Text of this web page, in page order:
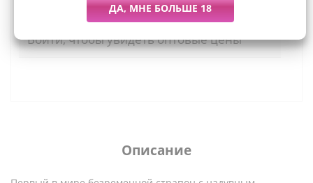
Мы работаем с организациями и ИП.
Войти, чтобы увидеть оптовые цены
Описание